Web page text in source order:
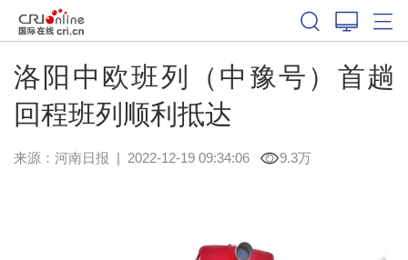
洛阳中欧班列（中豫号）首趟
回程班列顺利抵达
来源： 河南日报 | 2022-12-19 09:34:06 9.3万